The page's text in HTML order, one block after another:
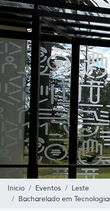
Inicio Eventos
Leste
Bacharelado em